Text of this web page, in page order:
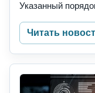
Указанный
Читать